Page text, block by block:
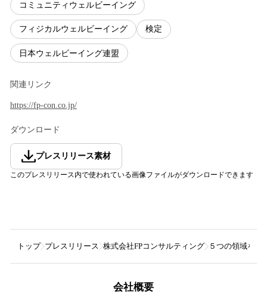
コミュニティウェルビーイング
フィジカルウェルビーイング 検定
日本ウェルビーイング連盟
関連リンク
https://fp-con.co.jp/
ダウンロード
プレスリリース素材
このプレスリリース内で使われている画像ファイルがダウンロードできます
トップ プレスリリース 株式会社FPコンサルティング ５つの領域を基
会社概要